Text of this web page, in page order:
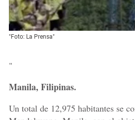
"Foto: La Prensa"
"
Manila, Filipinas.
Un total de 12,975 habitantes se